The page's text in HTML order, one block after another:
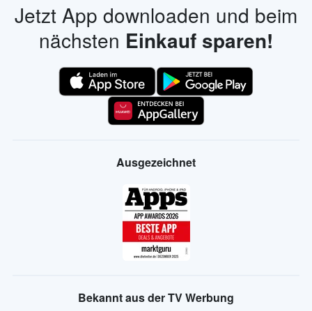
Jetzt App downloaden und beim
nächsten Einkauf sparen!
Ausgezeichnet
Bekannt aus der TV Werbung